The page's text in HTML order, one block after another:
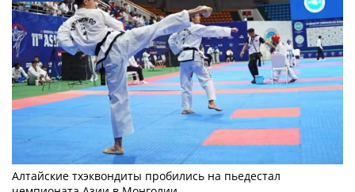
Алтайские тхэквондиты пробились на пьедестал